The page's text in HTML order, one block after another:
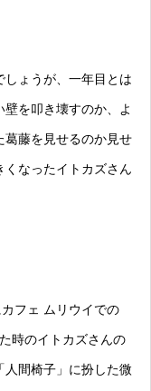
ょうが、一年目とは
を叩き壊すのか、よ
葛藤を見せるのか見せ
くなったイトカズさん
フェ ムリウイでの
時のイトカズさんの
人間椅子」に扮した微